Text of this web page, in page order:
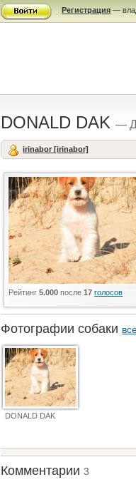
Регистрация —
DONALD DAK—
irinabor [irinabor]
Рейтинг5.000 после17 голосов
Фотографии собаки
DONALD DAK
Комментарии3